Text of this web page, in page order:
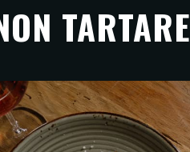
TARTARE